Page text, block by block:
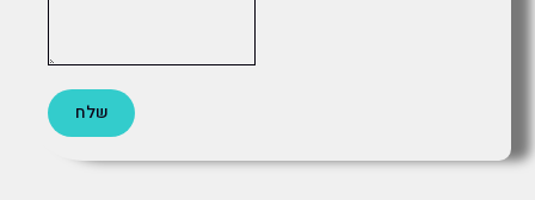
שלח